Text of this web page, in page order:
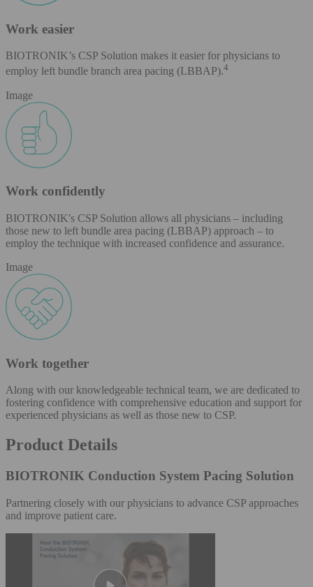
Work easier
BIOTRONIK’s CSP Solution makes it easier for physicians to
employ left bundle branch area pacing (LBBAP).4
Image
Work confidently
BIOTRONIK's CSP Solution allows all physicians – including
those new to left bundle area pacing (LBBAP) approach – to
employ the technique with increased confidence and assurance.
Image
Work together
Along with our knowledgeable technical team, we are dedicated to
fostering confidence with comprehensive education and support for
experienced physicians as well as those new to CSP.
Product Details
BIOTRONIK Conduction System Pacing Solution
Partnering closely with our physicians to advance CSP approaches
and improve patient care.